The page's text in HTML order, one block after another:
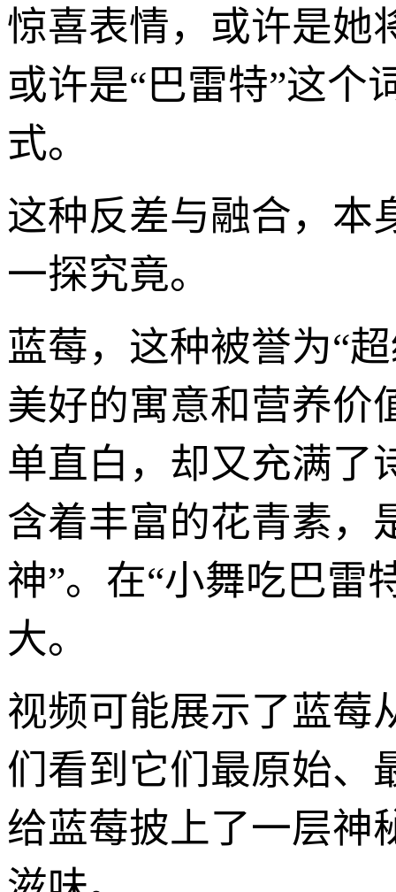
惊喜表情，或许是她
或许是“巴雷特”这个
式。
这种反差与融合，本
一探究竟。
蓝莓，这种被誉为“
美好的寓意和营养价
单直白，却又充满了
含着丰富的花青素，
神”。在“小舞吃巴雷
大。
视频可能展示了蓝莓
们看到它们最原始、
给蓝莓披上了一层神